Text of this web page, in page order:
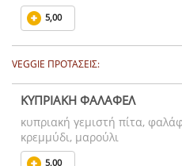
5,00
VEGGIE ΠΡΟΤΑΣΕΙΣ:
ΚΥΠΡΙΑΚΗ ΦΑΛΑΦΕΛ
κυπριακή γεμιστή πίτα,
κρεμμύδι, μαρούλι
5,00